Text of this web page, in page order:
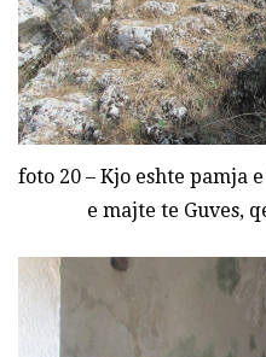
foto 20 – Kjo eshte pamja
e majte te Guves,